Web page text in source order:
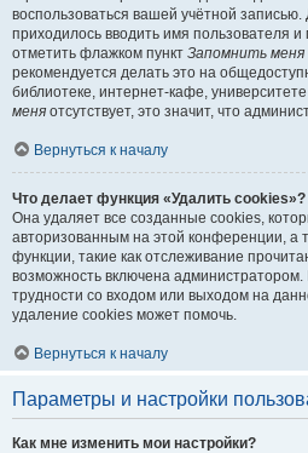
воспользоваться вашей учётной
приходилось вводить имя пользователя
отметить флажком пункт Запомнить меня
рекомендуется делать это на
библиотеке, интернет-кафе,
меня отсутствует, это значит, что
Вернуться к началу
Что делает функция «Удалить cookies»?
Она удаляет все созданные cookies,
авторизованным на этой конференции, а
функции, такие как отслеживание
возможность включена
трудности со входом или выходом на
удаление cookies может помочь.
Вернуться к началу
Параметры и настройки
Как мне изменить мои настройки?